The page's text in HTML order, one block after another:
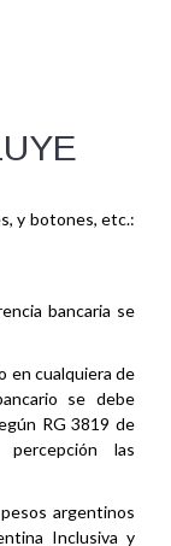
y botones, etc.:
bancaria se
en cualquiera de
se debe
RG 3819 de
las
argentinos
Inclusiva y